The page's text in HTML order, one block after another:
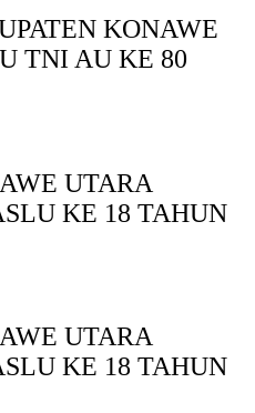
KONAWE
TNI AU KE 80
UTARA
KE 18 TAHUN
UTARA
KE 18 TAHUN